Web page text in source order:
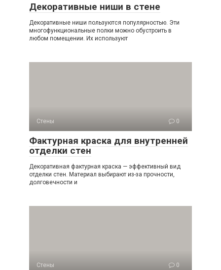
Декоративные ниши в стене
Декоративные ниши пользуются популярностью. Эти
многофункциональные полки можно обустроить в
любом помещении. Их используют
Стены 0
Фактурная краска для внутренней
отделки стен
Декоративная фактурная краска — эффективный вид
отделки стен. Материал выбирают из-за прочности,
долговечности и
Стены 0